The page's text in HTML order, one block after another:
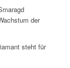
der
steht für